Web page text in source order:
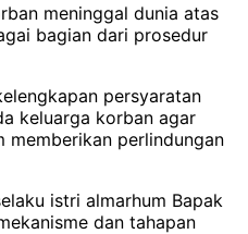
meninggal dunia atas
bagian dari prosedur
persyaratan
keluarga korban agar
memberikan perlindungan
istri almarhum Bapak
dan tahapan